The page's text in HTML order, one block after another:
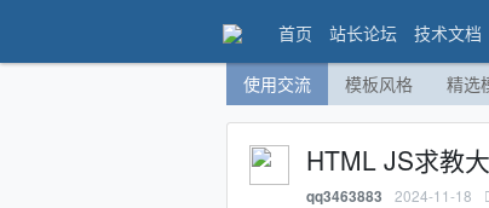
首页 站长论坛 技术文档
使用交流 模板风格 精选
HTML JS求教
qq3463883 2024-11-18